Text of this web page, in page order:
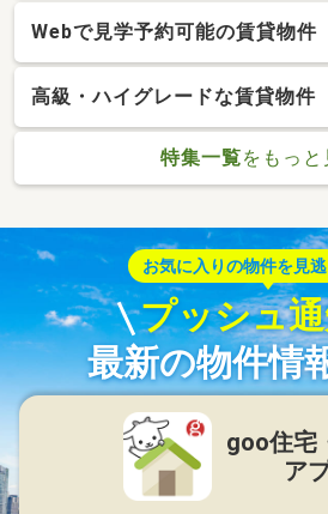
Webで見学予約可能の賃貸物件
高級・ハイグレードな賃貸物件
特集一覧をもっと
お気に入りの物件を見逃
プッシュ
最新の物件情
goo住宅
ア